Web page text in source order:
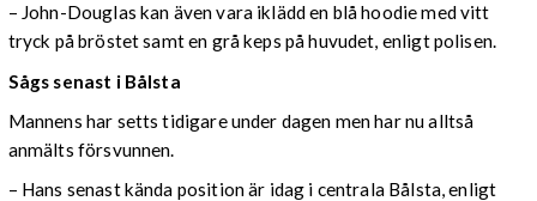
– John-Douglas kan även vara iklädd en blå hoodie med vitt
tryck på bröstet samt en grå keps på huvudet, enligt polisen.
Sågs senast i Bålsta
Mannens har setts tidigare under dagen men har nu alltså
anmälts försvunnen.
– Hans senast kända position är idag i centrala Bålsta, enligt